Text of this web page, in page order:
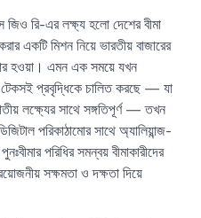
রি-এর লক্ষ্য হলো দেশের বীমা
একটি মিশন নিয়ে ভারতীয় বাজারের
হওয়া। এমন এক সময়ে যখন
প্রবৃদ্ধিকে চালিত করছে — যা
লক্ষ্যের সাথে সঙ্গতিপূর্ণ — তখন
পরিকাঠামোর সাথে অ্যালিয়ান্জ-
পরিধির সমন্বয় বীমাকারীদের
সক্ষমতা ও দক্ষতা দিয়ে